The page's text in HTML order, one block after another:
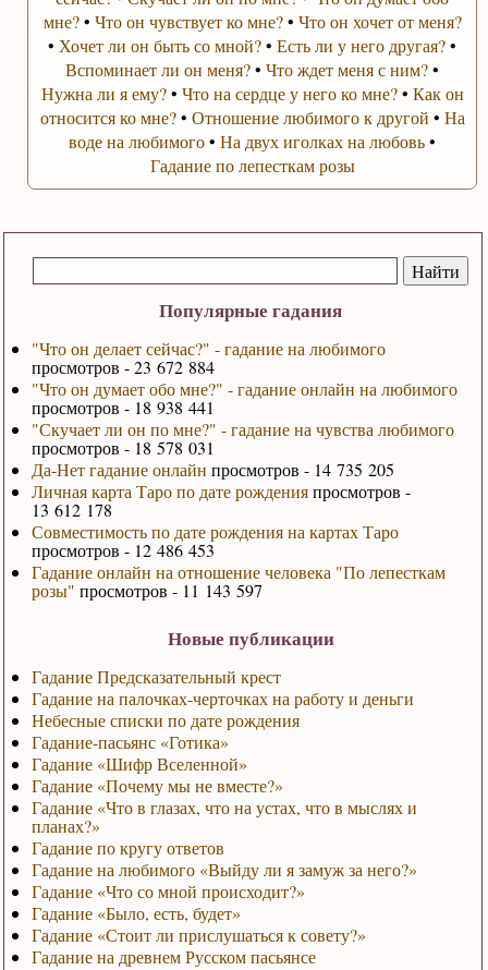
Популярные гадания
"Что он делает сейчас?" - гадание на любимого
просмотров - 23 672 884
"Что он думает обо мне?" - гадание онлайн на любимого
просмотров - 18 938 441
"Скучает ли он по мне?" - гадание на чувства любимого
просмотров - 18 578 031
Да-Нет гадание онлайн просмотров - 14 735 205
Личная карта Таро по дате рожденияпросмотров -
13 612 178
Совместимость по дате рождения на картах Таро
просмотров - 12 486 453
Гадание онлайн на отношение человека "По лепесткам
розы" просмотров - 11 143 597
Новые публикации
Гадание Предсказательный крест
Гадание на палочках-черточках на работу и деньги
Небесные списки по дате рождения
Гадание-пасьянс «Готика»
Гадание «Шифр Вселенной»
Гадание «Почему мы не вместе?»
Гадание «Что в глазах, что на устах, что в мыслях и
планах?»
Гадание по кругу ответов
Гадание на любимого «Выйду ли я замуж за него?»
Гадание «Что со мной происходит?»
Гадание «Было, есть, будет»
Гадание «Стоит ли прислушаться к совету?»
Гадание на древнем Русском пасьянсе
мне?• Что он чувствует ко мне?• Что он хочет от меня?
• Хочет ли он быть со мной?•Есть ли у него другая?•
Вспоминает ли он меня?•Что ждет меня с ним?•
Нужна ли я ему?• Что на сердце у него ко мне?• Как он
относится ко мне?• Отношение любимого к другой • На
воде на любимого•На двух иголках на любовь•
Гадание по лепесткам розы